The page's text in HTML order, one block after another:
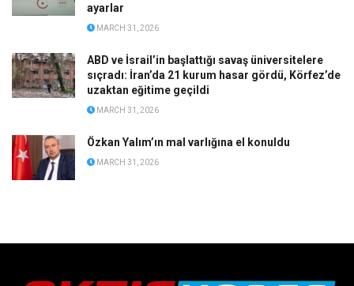
ayarlar
MARCH 31, 2026
ABD ve İsrail’in başlattığı savaş üniversitelere
sıçradı: İran’da 21 kurum hasar gördü, Körfez’de
uzaktan eğitime geçildi
MARCH 31, 2026
Özkan Yalım’ın mal varlığına el konuldu
MARCH 31, 2026